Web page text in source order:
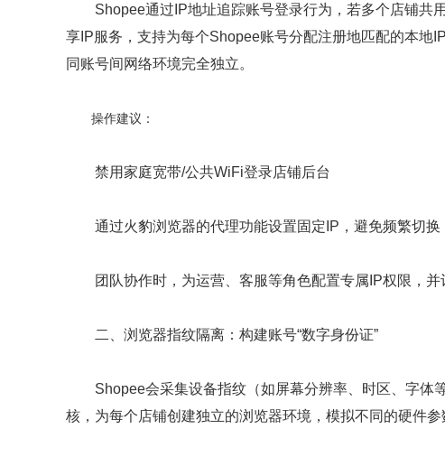
Shopee通过IP地址追踪账号登录行为，若多个店铺共
享IP服务，支持为每个Shopee账号分配注册地匹配的本地
同账号间网络环境完全独立。
操作建议：
禁用家庭宽带/公共WiFi登录店铺后台
通过火豹浏览器的代理功能设置固定IP，避免频繁切换
团队协作时，为运营、客服等角色配置专属IP权限，并
二、浏览器指纹隔离：构建账号“数字身份证”​​
Shopee会采集设备指纹（如屏幕分辨率、时区、字体
核，为每个店铺创建独立的浏览器环境，模拟不同的硬件